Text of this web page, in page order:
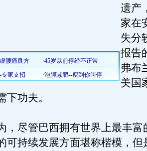
遗产
家在
失分
报告
弗布
美国
下功夫。
尽管巴西拥有世界上最丰富
可持续发展方面堪称楷模，但